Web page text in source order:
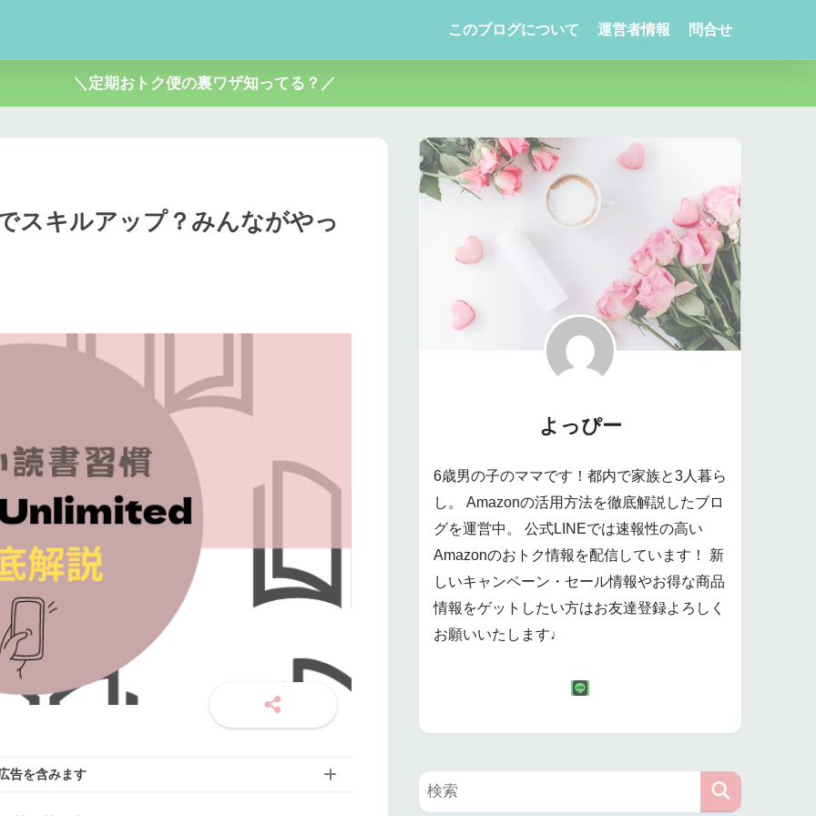
このブログについて 運営者情報 問合せ
＼定期おトク便の裏ワザ知ってる？／
スキルアップ？みんながやっ
告を含みます
よっぴー
6歳男の子のママです！都内で家族と3人暮ら
し。 Amazonの活用方法を徹底解説したブロ
グを運営中。 公式LINEでは速報性の高い
Amazonのおトク情報を配信しています！ 新
しいキャンペーン・セール情報やお得な商品
情報をゲットしたい方はお友達登録よろしく
お願いいたします♩